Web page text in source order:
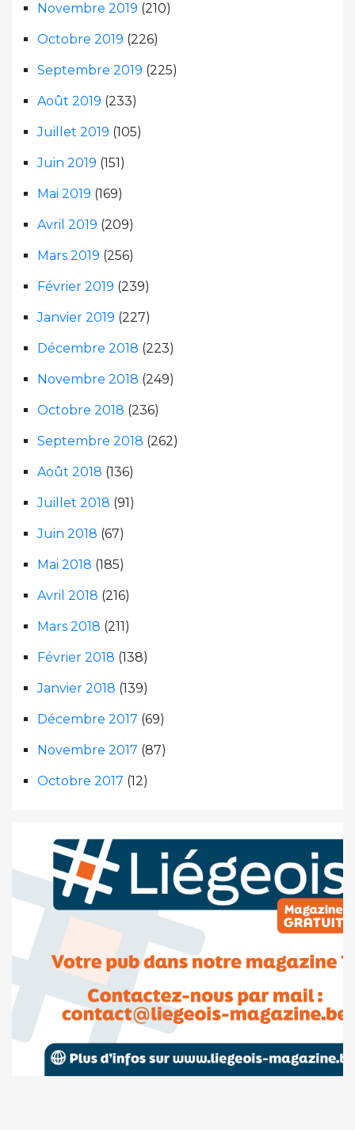
Novembre 2019 (210)
Octobre 2019 (226)
Septembre 2019 (225)
Août 2019 (233)
Juillet 2019 (105)
Juin 2019 (151)
Mai 2019 (169)
Avril 2019 (209)
Mars 2019 (256)
Février 2019 (239)
Janvier 2019 (227)
Décembre 2018 (223)
Novembre 2018 (249)
Octobre 2018 (236)
Septembre 2018 (262)
Août 2018 (136)
Juillet 2018 (91)
Juin 2018 (67)
Mai 2018 (185)
Avril 2018 (216)
Mars 2018 (211)
Février 2018 (138)
Janvier 2018 (139)
Décembre 2017 (69)
Novembre 2017 (87)
Octobre 2017 (12)